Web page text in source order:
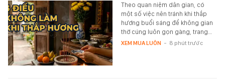
Theo quan niệm dân gian, có
một số việc nên tránh khi thắp
hương buổi sáng để không gian
thờ cúng luôn gọn gàng, trang…
XEM MUA LUÔN - 8 phút trước